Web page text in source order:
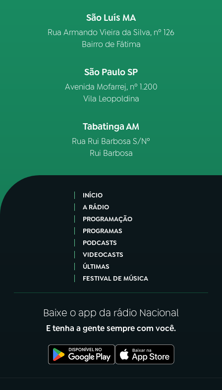
São Luís MA
Rua Armando Vieira da Silva, nº 126
Bairro de Fátima
São Paulo SP
Avenida Mofarrej, nº 1.200
Vila Leopoldina
Tabatinga AM
Rua Rui Barbosa S/Nº
Rui Barbosa
INÍCIO
A RÁDIO
PROGRAMAÇÃO
PROGRAMAS
PODCASTS
VIDEOCASTS
ÚLTIMAS
FESTIVAL DE MÚSICA
Baixe o app da rádio Nacional
E tenha a gente sempre com você.